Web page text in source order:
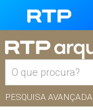
PESQUISA AVANÇADA